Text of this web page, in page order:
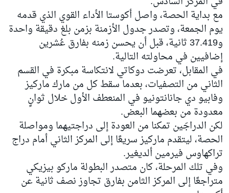
مع بداية الحصة، واصل أكوستا الأداء القوي الذي قدمه
يوم الجمعة، وتصدر جدول الأزمنة بزمن بلغ دقيقة واحدة
و37.419 ثانية، قبل أن يحسن زمنه بفارق عُشرين
إضافيين في محاولته التالية.
في المقابل، تعرضت دوكاتي لانتكاسة مبكرة في القسم
الثاني من التصفيات، بعدما سقط كل من مارك ماركيز
وفابيو دي جانانتونيو في المنعطف الأول خلال ثوانٍ
معدودة من بعضهما البعض.
لكن الدراجَين تمكنا من العودة إلى دراجتيهما ومواصلة
الحصة، ليتقدم ماركيز سريعًا إلى المركز الثاني أمام دراج
تراكهاوس فيرمين ألديغير.
وفي تلك المرحلة، كان متصدر البطولة ماركو بيزيكي
متراجعًا إلى المركز الثامن بفارق تجاوز نصف ثانية عن